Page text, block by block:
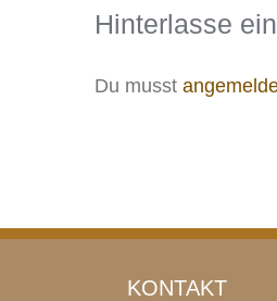
Hinterlasse
Du musst
KONTAKT